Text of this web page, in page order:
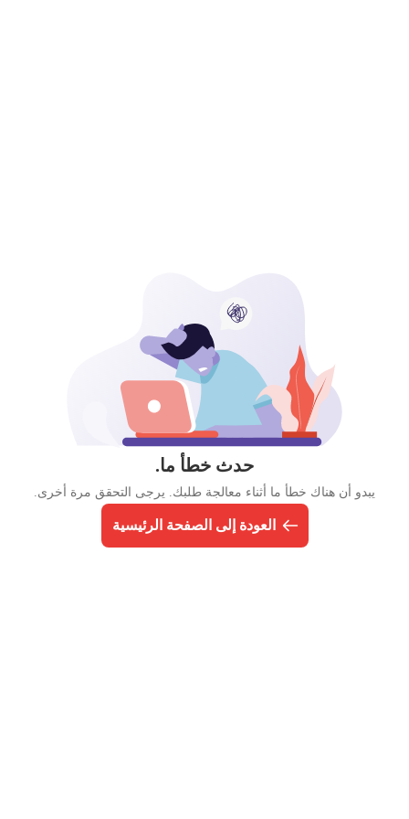
حدث خطأ ما.
يبدو أن هناك خطأ ما أثناء معالجة طلبك. يرجى التحقق مرة أخرى.
العودة إلى الصفحة الرئيسية